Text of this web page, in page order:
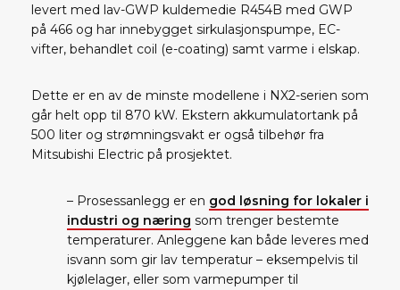
levert med lav-GWP kuldemedie R454B med GWP
på 466 og har innebygget sirkulasjonspumpe, EC-
vifter, behandlet coil (e-coating) samt varme i elskap.
Dette er en av de minste modellene i NX2-serien som
går helt opp til 870 kW. Ekstern akkumulatortank på
500 liter og strømningsvakt er også tilbehør fra
Mitsubishi Electric på prosjektet.
– Prosessanlegg er en god løsning for lokaler i
industri og næring som trenger bestemte
temperaturer. Anleggene kan både leveres med
isvann som gir lav temperatur – eksempelvis til
kjølelager, eller som varmepumper til